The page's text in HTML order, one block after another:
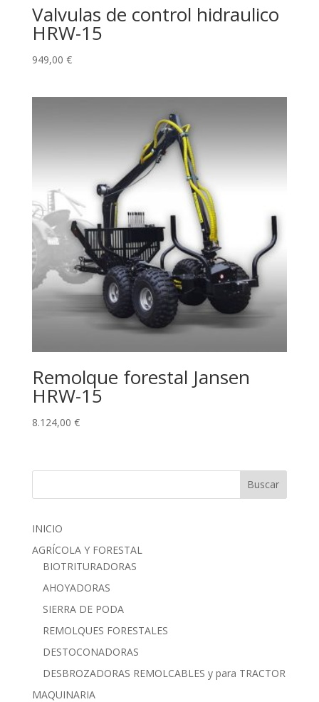
Valvulas de control hidraulico
HRW-15
949,00 €
Remolque forestal Jansen
HRW-15
8.124,00 €
Buscar
INICIO
AGRÍCOLA Y FORESTAL
BIOTRITURADORAS
AHOYADORAS
SIERRA DE PODA
REMOLQUES FORESTALES
DESTOCONADORAS
DESBROZADORAS REMOLCABLES y para TRACTOR
MAQUINARIA